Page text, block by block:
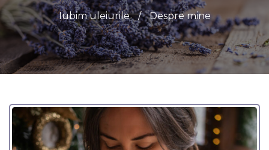
Iubim uleiurile / Despre mine